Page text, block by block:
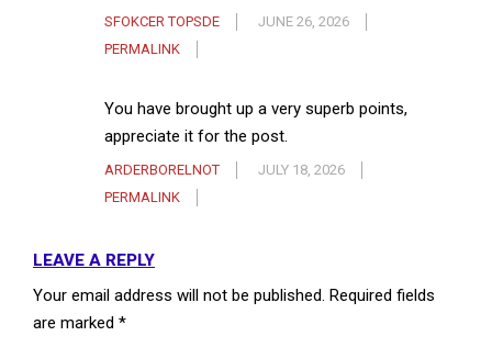
SFOKCER TOPSDE
JUNE 26, 2026
PERMALINK
You have brought up a very superb points,
appreciate it for the post.
ARDERBORELNOT
JULY 18, 2026
PERMALINK
LEAVE A REPLY
Your email address will not be published. Required fields
are marked *